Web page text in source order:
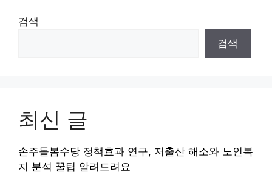
검색
검색
최신 글
손주돌봄수당 정책효과 연구, 저출산 해소와 노인복
지 분석 꿀팁 알려드려요